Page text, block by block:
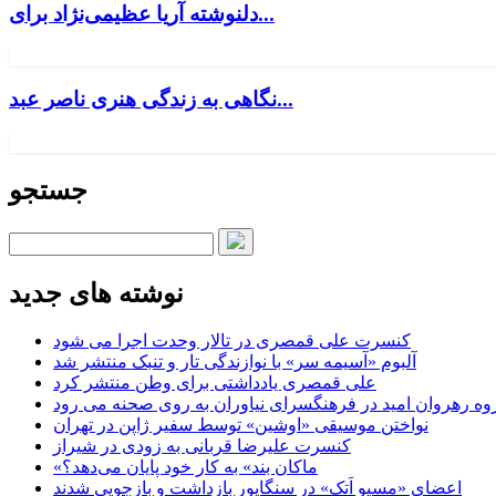
دلنوشته آریا عظیمی‌نژاد برای...
نگاهی به زندگی هنری ناصر عبد...
جستجو
نوشته های جدید
کنسرت علی قمصری در تالار وحدت اجرا می شود
آلبوم «آسیمه سر» با نوازندگی تار و تنبک منتشر شد
علی قمصری یادداشتی برای وطن منتشر کرد
رهروان امید در فرهنگسرای نیاوران به روی صحنه می رود
نواختن موسیقی «اوشین» توسط سفیر ژاپن در تهران
کنسرت علیرضا قربانی به زودی در شیراز
«ماکان بند» به کار خود پایان می‌دهد؟
اعضای «مسیو اَتک» در سنگاپور بازداشت و بازجویی شدند